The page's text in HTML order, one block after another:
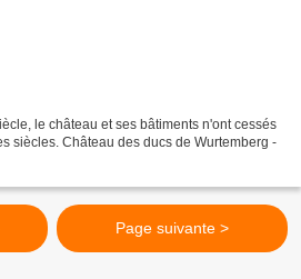
le château et ses bâtiments n'ont cessés
siècles. Château des ducs de Wurtemberg -
Page suivante >